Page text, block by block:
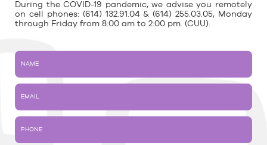
During the COVID-19 pandemic, we advise you remotely
on cell phones: (614) 132.91.04 & (614) 255.03.05, Monday
through Friday from 8:00 am to 2:00 pm. (CUU).